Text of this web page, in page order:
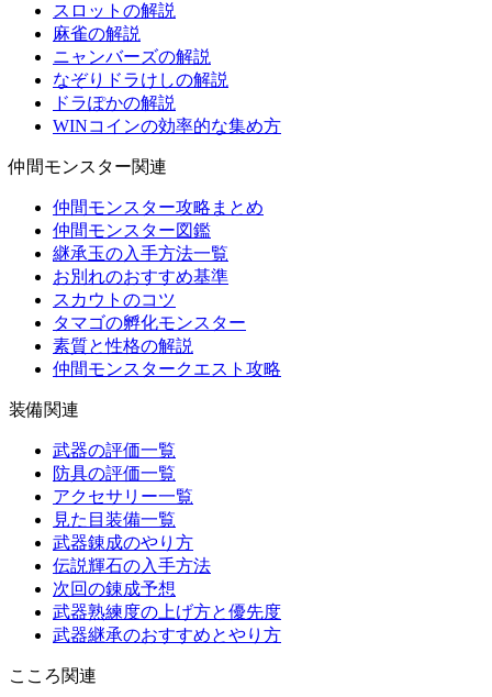
スロットの解説
麻雀の解説
ニャンバーズの解説
なぞりドラけしの解説
ドラぽかの解説
WINコインの効率的な集め方
仲間モンスター関連
仲間モンスター攻略まとめ
仲間モンスター図鑑
継承玉の入手方法一覧
お別れのおすすめ基準
スカウトのコツ
タマゴの孵化モンスター
素質と性格の解説
仲間モンスタークエスト攻略
装備関連
武器の評価一覧
防具の評価一覧
アクセサリー一覧
見た目装備一覧
武器錬成のやり方
伝説輝石の入手方法
次回の錬成予想
武器熟練度の上げ方と優先度
武器継承のおすすめとやり方
こころ関連